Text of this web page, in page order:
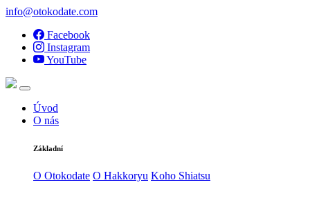
info@otokodate.com
Facebook
Instagram
YouTube
Úvod
O nás
Základní
O Otokodate O Hakkoryu Koho Shiatsu